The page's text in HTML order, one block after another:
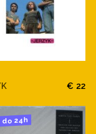
€ 22
do 24h